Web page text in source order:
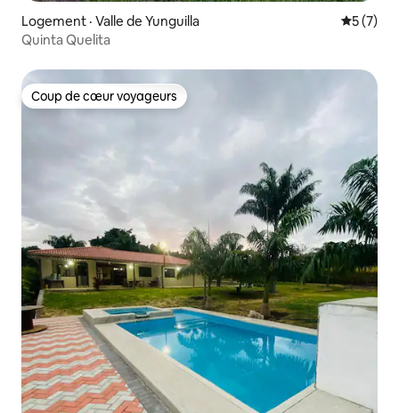
Logement · Valle de Yunguilla Note
5 (7)
Quinta Quelita
Coup de cœur voyageurs
Coup de cœur voyageurs